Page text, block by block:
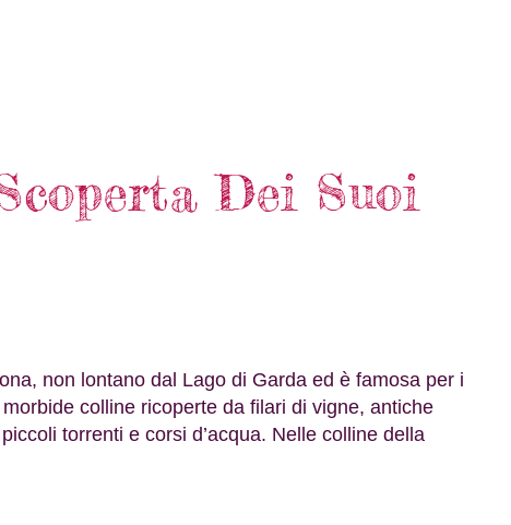
Dei Suoi
non lontano dal Lago di Garda ed è famosa per i
colline ricoperte da filari di vigne, antiche
torrenti e corsi d’acqua. Nelle colline della